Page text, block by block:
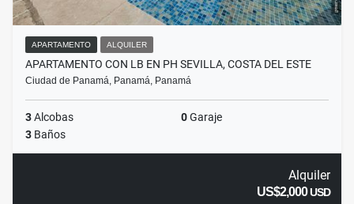
APARTAMENTO ALQUILER
APARTAMENTO CON LB EN PH SEVILLA, COSTA DEL ESTE
Ciudad de Panamá, Panamá, Panamá
3Alcobas 0Garaje
3 Baños
Alquiler
US$2,000USD